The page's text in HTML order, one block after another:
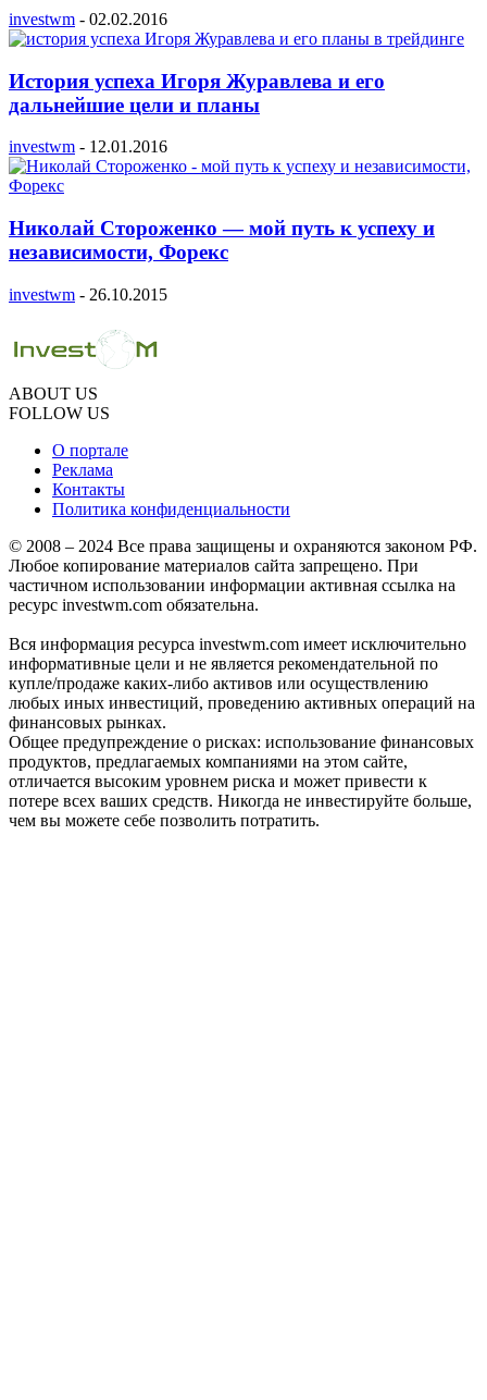
investwm - 02.02.2016
История успеха Игоря Журавлева и его
дальнейшие цели и планы
investwm - 12.01.2016
Николай Стороженко — мой путь к успеху и
независимости, Форекс
investwm - 26.10.2015
ABOUT US
FOLLOW US
О портале
Реклама
Контакты
Политика конфиденциальности
© 2008 – 2024 Все права защищены и охраняются законом РФ.
Любое копирование материалов сайта запрещено. При
частичном использовании информации активная ссылка на
ресурс investwm.com обязательна.
Вся информация ресурса investwm.com имеет исключительно
информативные цели и не является рекомендательной по
купле/продаже каких-либо активов или осуществлению
любых иных инвестиций, проведению активных операций на
финансовых рынках.
Общее предупреждение о рисках: использование финансовых
продуктов, предлагаемых компаниями на этом сайте,
отличается высоким уровнем риска и может привести к
потере всех ваших средств. Никогда не инвестируйте больше,
чем вы можете себе позволить потратить.